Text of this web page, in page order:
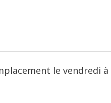
le vendredi à